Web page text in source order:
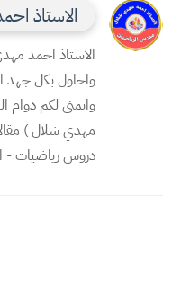
الاستاذ
الاستاذ احمد
واحاول بكل جهد
واتمنى لكم دوام
مهدي شلال )
دروس رياضيات -